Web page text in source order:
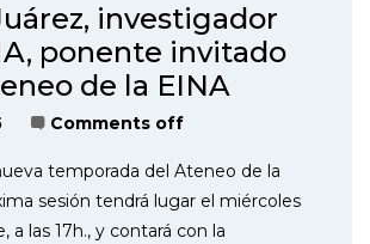
investigador
ponente invitado
de la EINA
Comments off
temporada del Ateneo de la
sesión tendrá lugar el miércoles
a las 17h., y contará con la